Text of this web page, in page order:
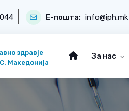
Е-пошта: info@iph.mk
здравје
Македонија
За нас